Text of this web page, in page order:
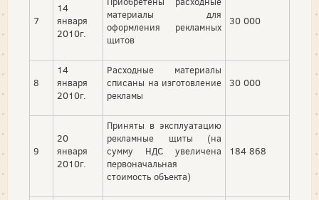
7
14
января
2010г.
материалы для
оформления рекламных
щитов
30 000
8
14
января
2010г.
Расходные материалы
списаны на изготовление
рекламы
30 000
9
20
января
2010г.
Приняты в эксплуатацию
рекламные щиты (на
сумму НДС увеличена
первоначальная
стоимость объекта)
184 868